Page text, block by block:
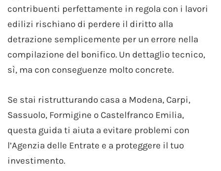
contribuenti perfettamente in regola con i lavori
edilizi rischiano di perdere il diritto alla
detrazione semplicemente per un errore nella
compilazione del bonifico. Un dettaglio tecnico,
sì, ma con conseguenze molto concrete.
Se stai ristrutturando casa a Modena, Carpi,
Sassuolo, Formigine o Castelfranco Emilia,
questa guida ti aiuta a evitare problemi con
l’Agenzia delle Entrate e a proteggere il tuo
investimento.